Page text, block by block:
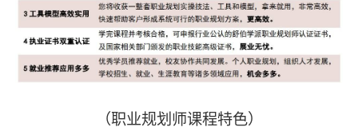
（职业规划师课程特色）